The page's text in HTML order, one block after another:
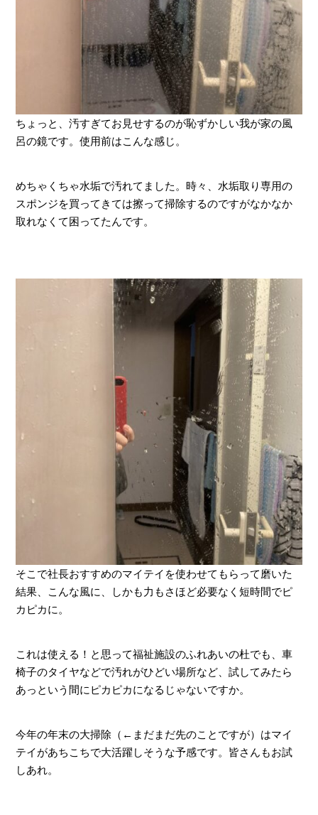
ちょっと、汚すぎてお見せするのが恥ずかしい我が家の風
呂の鏡です。使用前はこんな感じ。
めちゃくちゃ水垢で汚れてました。時々、水垢取り専用の
スポンジを買ってきては擦って掃除するのですがなかなか
取れなくて困ってたんです。
そこで社長おすすめのマイテイを使わせてもらって磨いた
結果、こんな風に、しかも力もさほど必要なく短時間でピ
カピカに。
これは使える！と思って福祉施設のふれあいの杜でも、車
椅子のタイヤなどで汚れがひどい場所など、試してみたら
あっという間にピカピカになるじゃないですか。
今年の年末の大掃除（←まだまだ先のことですが）はマイ
テイがあちこちで大活躍しそうな予感です。皆さんもお試
しあれ。